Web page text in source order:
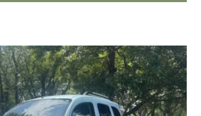
ペ
ー
ジ
ペ
ー
ジ
ペ
ー
ジ